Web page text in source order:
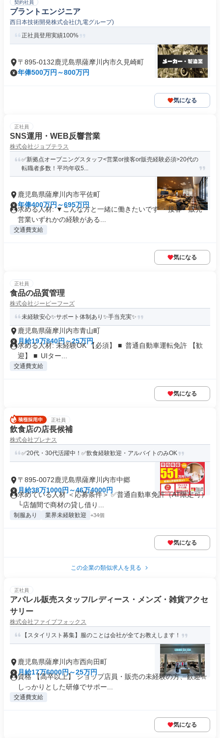
契約社員
プラントエンジニア
西日本技術開発株式会社(九電グループ)
正社員登用実績100%
〒895-0132鹿児島県薩摩川内市久見崎町
年俸500万円～800万円
気になる
正社員
SNS運用・WEB反響営業
株式会社ジョブテラス
✅新拠点オープニングスタッフ<営業or接客or販売経験必須>20代の
転職者多数！平均年収5...
鹿児島県薩摩川内市平佐町
年俸400万円～695万円
求める人材: ▼こんな方と一緒に働きたいです ・接客・販売・
営業いずれかの経験がある...
交通費支給
気になる
正社員
食品の品質管理
株式会社ジーピーフーズ
未経験安心✨サポート体制あり✨手当充実✨
鹿児島県薩摩川内市青山町
月給19万840円～25万円
求める人材: 未経験OK 【必須】 ■ 普通自動車運転免許 【歓
迎】 ■ UIター...
交通費支給
気になる
正社員
飲食店の店長候補
株式会社プレナス
✅20代・30代活躍中！✅飲食経験歓迎・アルバイトのみOK
〒895-0072鹿児島県薩摩川内市中郷
月給38万1000円～46万4000円
求めている人材 ＜応募条件＞ ✅普通自動車免許（AT限定可）
└店舗間で商材の貸し借り...
制服あり 業界未経験歓迎 +34個
気になる
この企業の類似求人を見る
正社員
アパレル販売スタッフ/レディース・メンズ・雑貨アクセ
サリー
株式会社ファイブフォックス
【スタイリスト募集】服のことは会社が全てお教えします！
鹿児島県薩摩川内市西向田町
月給17万6000円～25万円
資格 【高卒以上】 ショップ店員・販売の未経験の方、歓迎☆
しっかりとした研修でサポー...
交通費支給
気になる